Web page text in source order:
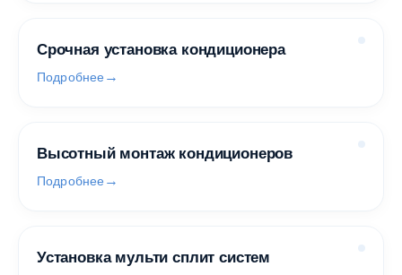
Срочная установка кондиционера
Подробнее
Высотный монтаж кондиционеров
Подробнее
Установка мульти сплит систем